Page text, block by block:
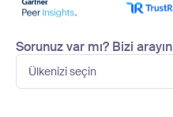
Sorunuz var mı? Bizi arayın
Ülkenizi seçin